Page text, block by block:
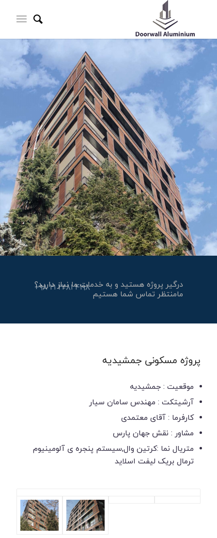
درگیر پروژه هستید و به خدمات ما نیاز دارید؟
مامنتظر تماس شما هستیم
پروژه مسکونی جمشیدیه
موقعیت : جمشیدیه
آرشیتکت : مهندس سامان سیار
کارفرما : آقای معتمدی
مشاور : نقش جهان پارس
متریال نما :کرتین وال,سیستم پنجره ی آلومینیوم
ترمال بریک لیفت اسلاید